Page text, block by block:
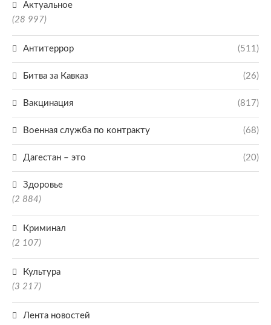
Актуальное
(28 997)
Антитеррор (511)
Битва за Кавказ (26)
Вакцинация (817)
Военная служба по контракту (68)
Дагестан – это (20)
Здоровье
(2 884)
Криминал
(2 107)
Культура
(3 217)
Лента новостей